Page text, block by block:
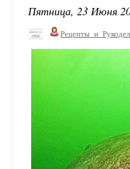
Пятница, 23 Июня